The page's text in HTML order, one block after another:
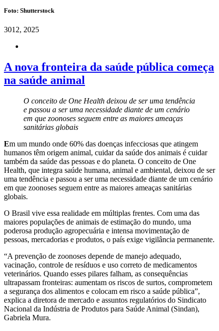
Foto: Shutterstock
3012, 2025
A nova fronteira da saúde pública começa
na saúde animal
O conceito de One Health deixou de ser uma tendência
e passou a ser uma necessidade diante de um cenário
em que zoonoses seguem entre as maiores ameaças
sanitárias globais
Em um mundo onde 60% das doenças infecciosas que atingem
humanos têm origem animal, cuidar da saúde dos animais é cuidar
também da saúde das pessoas e do planeta. O conceito de One
Health, que integra saúde humana, animal e ambiental, deixou de ser
uma tendência e passou a ser uma necessidade diante de um cenário
em que zoonoses seguem entre as maiores ameaças sanitárias
globais.
O Brasil vive essa realidade em múltiplas frentes. Com uma das
maiores populações de animais de estimação do mundo, uma
poderosa produção agropecuária e intensa movimentação de
pessoas, mercadorias e produtos, o país exige vigilância permanente.
“A prevenção de zoonoses depende de manejo adequado,
vacinação, controle de resíduos e uso correto de medicamentos
veterinários. Quando esses pilares falham, as consequências
ultrapassam fronteiras: aumentam os riscos de surtos, comprometem
a segurança dos alimentos e colocam em risco a saúde pública”,
explica a diretora de mercado e assuntos regulatórios do Sindicato
Nacional da Indústria de Produtos para Saúde Animal (Sindan),
Gabriela Mura.